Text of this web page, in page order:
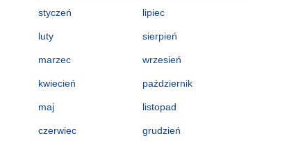
styczeń
luty
marzec
kwiecień
maj
czerwiec
lipiec
sierpień
wrzesień
październik
listopad
grudzień